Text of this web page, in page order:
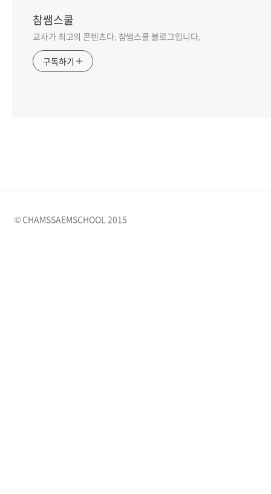
참쌤스쿨
교사가 최고의 콘텐츠다. 참쌤스쿨 블로그입니다.
구독하기
© CHAMSSAEMSCHOOL 2015